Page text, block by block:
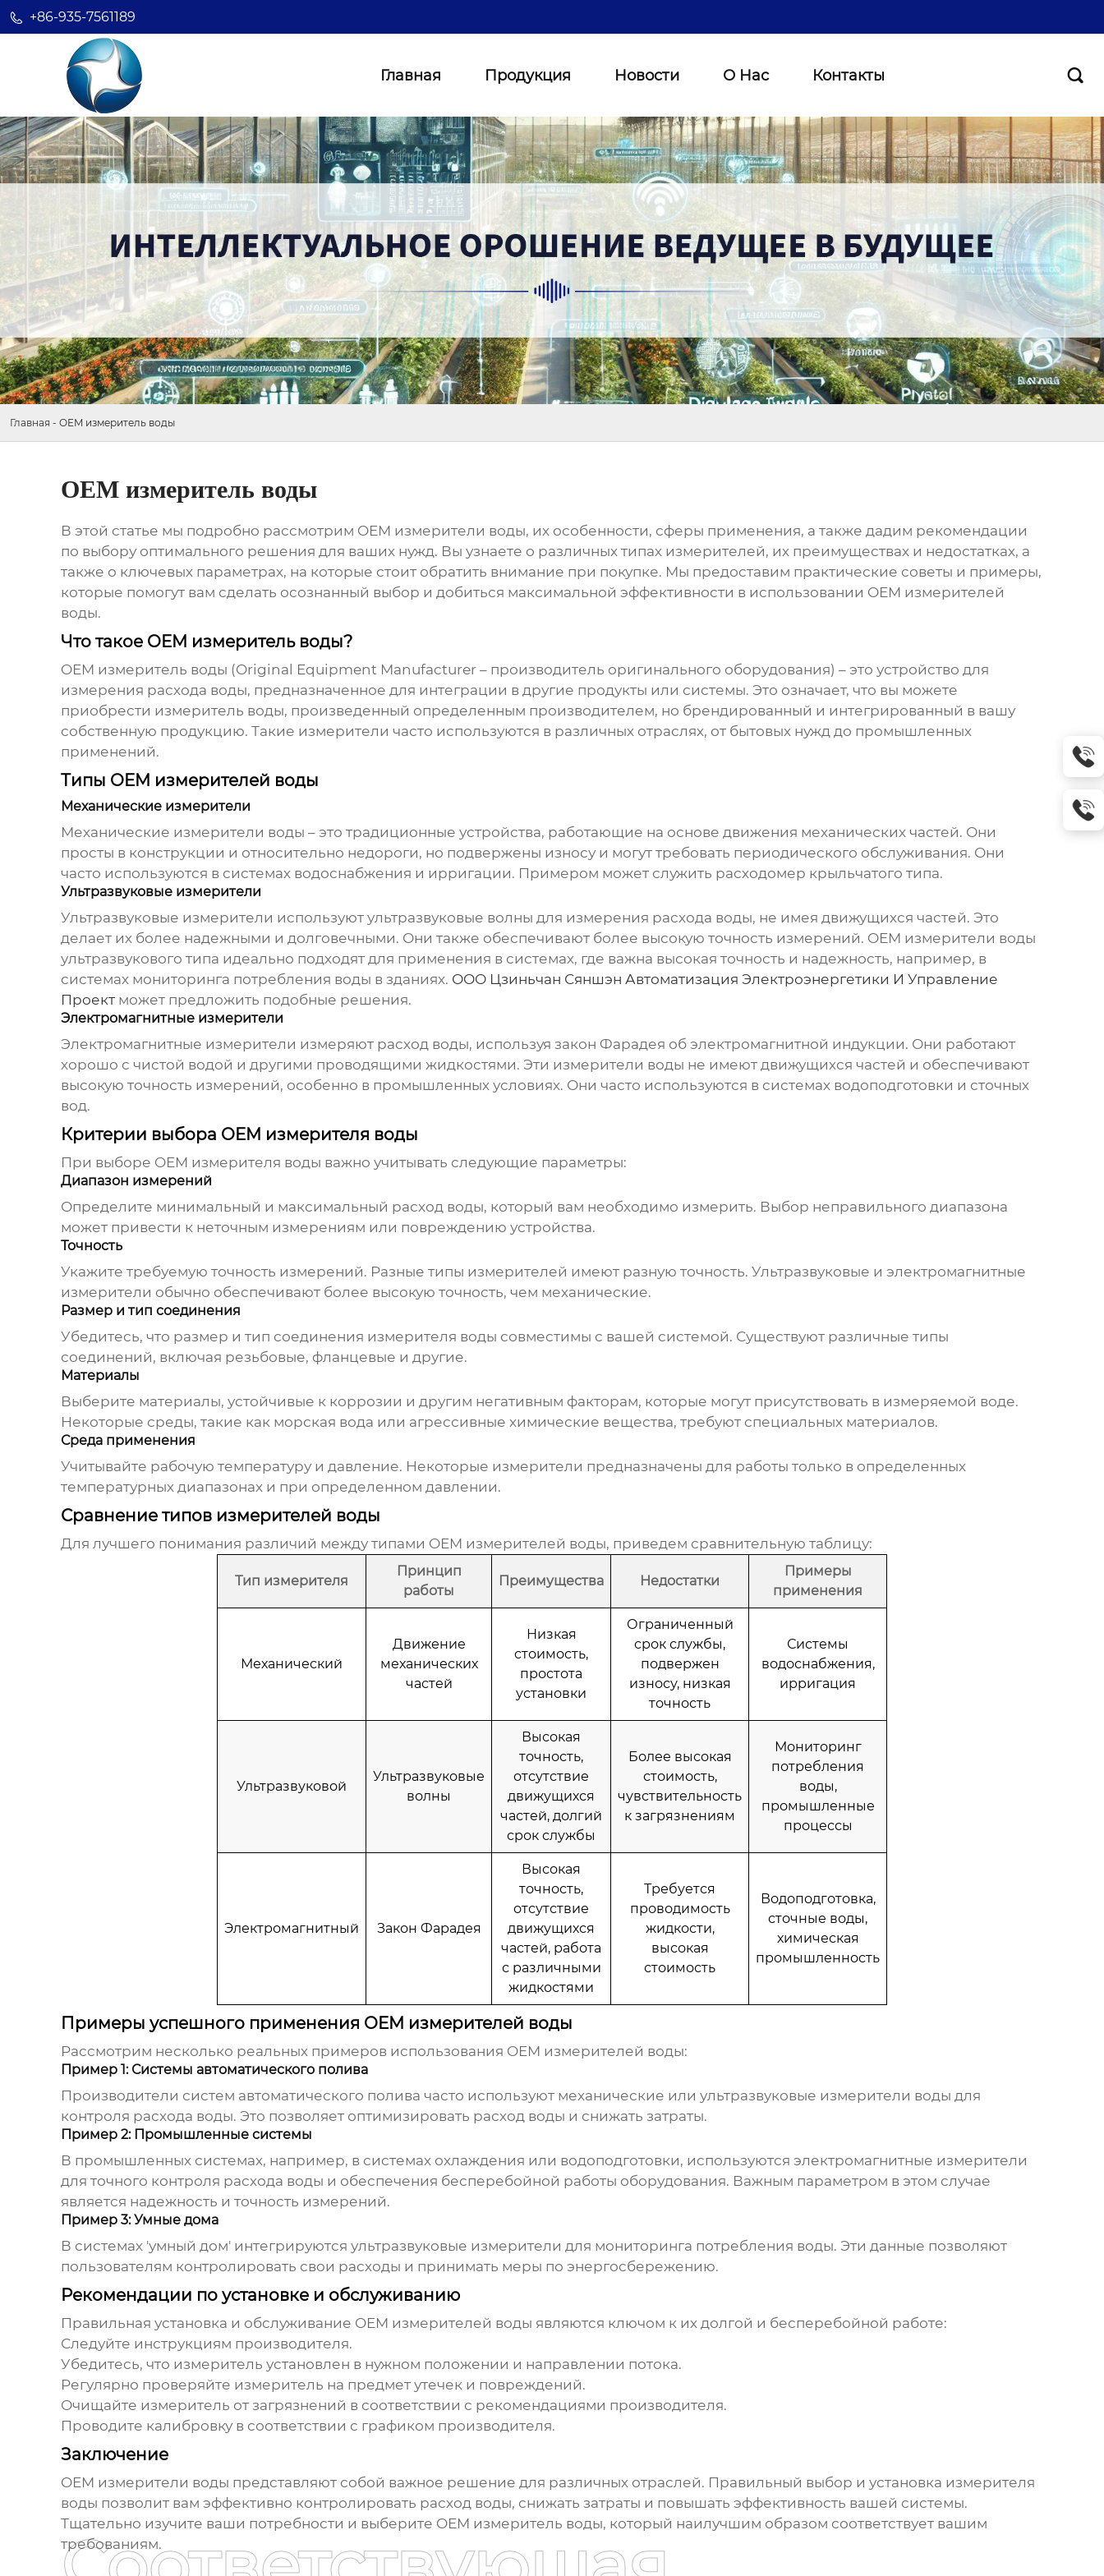
+86-935-7561189
Главная Продукция Новости О Нас Контакты 
Главная - OEM измеритель воды
OEM измеритель воды
В этой статье мы подробно рассмотрим OEM измерители воды, их особенности, сферы применения, а также дадим рекомендации
по выбору оптимального решения для ваших нужд. Вы узнаете о различных типах измерителей, их преимуществах и недостатках, а
также о ключевых параметрах, на которые стоит обратить внимание при покупке. Мы предоставим практические советы и примеры,
которые помогут вам сделать осознанный выбор и добиться максимальной эффективности в использовании OEM измерителей
воды.
Что такое OEM измеритель воды?
OEM измеритель воды (Original Equipment Manufacturer – производитель оригинального оборудования) – это устройство для
измерения расхода воды, предназначенное для интеграции в другие продукты или системы. Это означает, что вы можете
приобрести измеритель воды, произведенный определенным производителем, но брендированный и интегрированный в вашу
собственную продукцию. Такие измерители часто используются в различных отраслях, от бытовых нужд до промышленных
применений.
Типы OEM измерителей воды
Механические измерители
Механические измерители воды – это традиционные устройства, работающие на основе движения механических частей. Они
просты в конструкции и относительно недороги, но подвержены износу и могут требовать периодического обслуживания. Они
часто используются в системах водоснабжения и ирригации. Примером может служить расходомер крыльчатого типа.
Ультразвуковые измерители
Ультразвуковые измерители используют ультразвуковые волны для измерения расхода воды, не имея движущихся частей. Это
делает их более надежными и долговечными. Они также обеспечивают более высокую точность измерений. OEM измерители воды
ультразвукового типа идеально подходят для применения в системах, где важна высокая точность и надежность, например, в
системах мониторинга потребления воды в зданиях. ООО Цзиньчан Сяншэн Автоматизация Электроэнергетики И Управление
Проектможет предложить подобные решения.
Электромагнитные измерители
Электромагнитные измерители измеряют расход воды, используя закон Фарадея об электромагнитной индукции. Они работают
хорошо с чистой водой и другими проводящими жидкостями. Эти измерители воды не имеют движущихся частей и обеспечивают
высокую точность измерений, особенно в промышленных условиях. Они часто используются в системах водоподготовки и сточных
вод.
Критерии выбора OEM измерителя воды
При выборе OEM измерителя воды важно учитывать следующие параметры:
Диапазон измерений
Определите минимальный и максимальный расход воды, который вам необходимо измерить. Выбор неправильного диапазона
может привести к неточным измерениям или повреждению устройства.
Точность
Укажите требуемую точность измерений. Разные типы измерителей имеют разную точность. Ультразвуковые и электромагнитные
измерители обычно обеспечивают более высокую точность, чем механические.
Размер и тип соединения
Убедитесь, что размер и тип соединения измерителя воды совместимы с вашей системой. Существуют различные типы
соединений, включая резьбовые, фланцевые и другие.
Материалы
Выберите материалы, устойчивые к коррозии и другим негативным факторам, которые могут присутствовать в измеряемой воде.
Некоторые среды, такие как морская вода или агрессивные химические вещества, требуют специальных материалов.
Среда применения
Учитывайте рабочую температуру и давление. Некоторые измерители предназначены для работы только в определенных
температурных диапазонах и при определенном давлении.
Сравнение типов измерителей воды
Для лучшего понимания различий между типами OEM измерителей воды, приведем сравнительную таблицу:
Тип измерителя
Принцип
работы
Преимущества Недостатки
Примеры
применения
Механический
Движение
механических
частей
Низкая
стоимость,
простота
установки
Ограниченный
срок службы,
подвержен
износу, низкая
точность
Системы
водоснабжения,
ирригация
Ультразвуковой
Ультразвуковые
волны
Высокая
точность,
отсутствие
движущихся
частей, долгий
срок службы
Более высокая
стоимость,
чувствительность
к загрязнениям
Мониторинг
потребления
воды,
промышленные
процессы
Электромагнитный Закон Фарадея
Высокая
точность,
отсутствие
движущихся
частей, работа
с различными
жидкостями
Требуется
проводимость
жидкости,
высокая
стоимость
Водоподготовка,
сточные воды,
химическая
промышленность
Примеры успешного применения OEM измерителей воды
Рассмотрим несколько реальных примеров использования OEM измерителей воды:
Пример 1: Системы автоматического полива
Производители систем автоматического полива часто используют механические или ультразвуковые измерители воды для
контроля расхода воды. Это позволяет оптимизировать расход воды и снижать затраты.
Пример 2: Промышленные системы
В промышленных системах, например, в системах охлаждения или водоподготовки, используются электромагнитные измерители
для точного контроля расхода воды и обеспечения бесперебойной работы оборудования. Важным параметром в этом случае
является надежность и точность измерений.
Пример 3: Умные дома
В системах 'умный дом' интегрируются ультразвуковые измерители для мониторинга потребления воды. Эти данные позволяют
пользователям контролировать свои расходы и принимать меры по энергосбережению.
Рекомендации по установке и обслуживанию
Правильная установка и обслуживание OEM измерителей воды являются ключом к их долгой и бесперебойной работе:
Следуйте инструкциям производителя.
Убедитесь, что измеритель установлен в нужном положении и направлении потока.
Регулярно проверяйте измеритель на предмет утечек и повреждений.
Очищайте измеритель от загрязнений в соответствии с рекомендациями производителя.
Проводите калибровку в соответствии с графиком производителя.
Заключение
OEM измерители воды представляют собой важное решение для различных отраслей. Правильный выбор и установка измерителя
воды позволит вам эффективно контролировать расход воды, снижать затраты и повышать эффективность вашей системы.
Тщательно изучите ваши потребности и выберите OEM измеритель воды, который наилучшим образом соответствует вашим
требованиям.